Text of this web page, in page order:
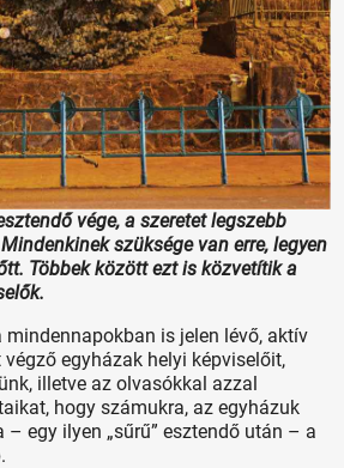
vége, a szeretet legszebb
szüksége van erre, legyen
Többek között ezt is közvetítik a
mindennapokban is jelen lévő, aktív
egyházak helyi képviselőit,
illetve az olvasókkal azzal
hogy számukra, az egyházuk
egy ilyen „sűrű” esztendő után – a